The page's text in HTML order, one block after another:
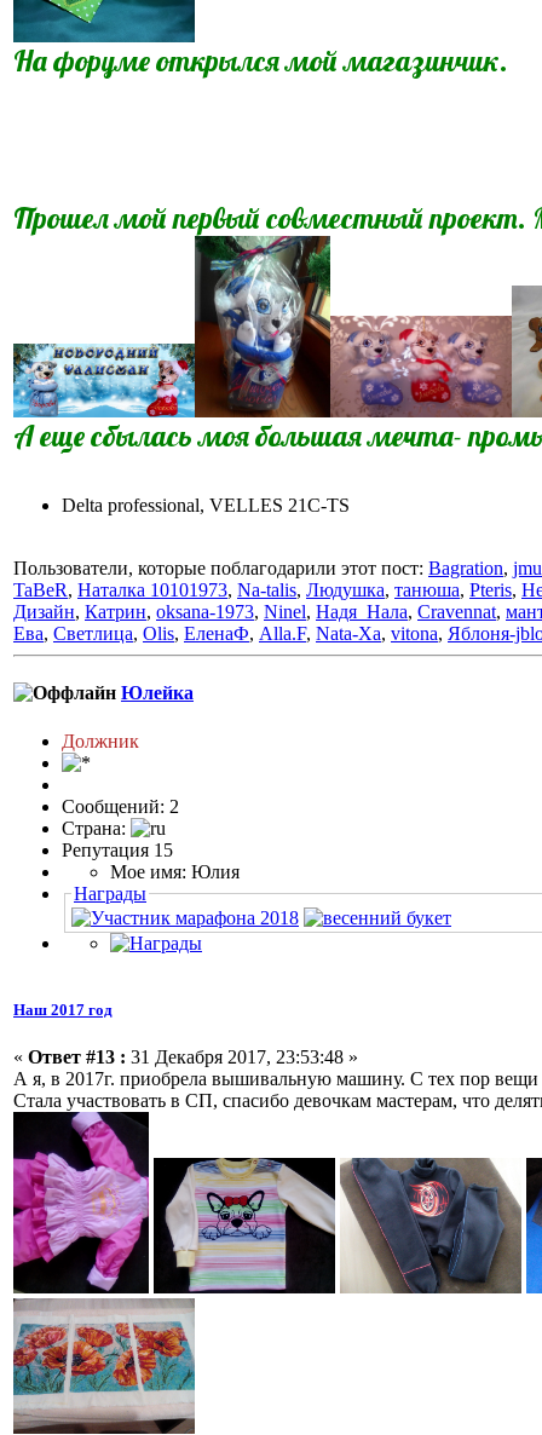
На форуме открылся мой магазинчик.
Прошел мой первый совместный
А еще сбылась моя большая мечта-
Delta professional, VELLES 21C-TS
Пользователи, которые поблагодарили этот пост: Bagration,
TaBeR, Наталка 10101973, Na-talis, Людушка, танюша, Pteris,
Дизайн, Катрин, oksana-1973, Ninel, Надя_Нала, Cravennat,
Ева, Светлица, Olis, ЕленаФ, Alla.F, Nata-Xa, vitona, Яблоня-
Юлейка
Должник
Сообщений: 2
Страна:
Репутация 15
Мое имя: Юлия
Награды
Наш 2017 год
« Ответ #13 : 31 Декабря 2017, 23:53:48 »
А я, в 2017г. приобрела вышивальную машину. С тех пор вещи
Стала участвовать в СП, спасибо девочкам мастерам, что